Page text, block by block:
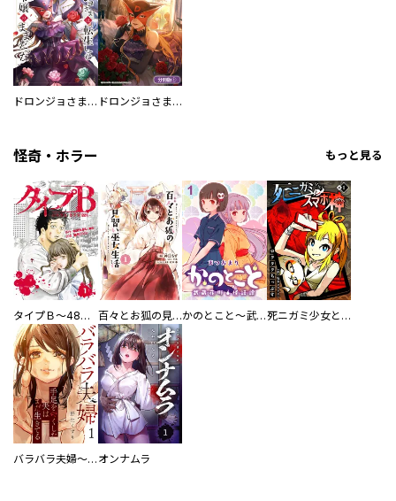
ドロンジョさまは転生しても悪役令嬢のままだった ドロンジョさまは転生しても悪役令嬢のままだった【分冊版】
怪奇・ホラー もっと見る
タイプＢ～48時間後、致死率100％～【単話】 百々とお狐の見習い巫女生活【単行本版】 かのとこと～武蔵花町怪話譚～ 【連載版】 死ニガミ少女とスマホ神
バラバラ夫婦～手足をなくした夫はまだ生きてる オンナムラ